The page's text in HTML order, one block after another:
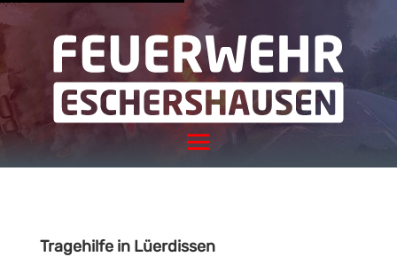
Tragehilfe in Lüerdissen